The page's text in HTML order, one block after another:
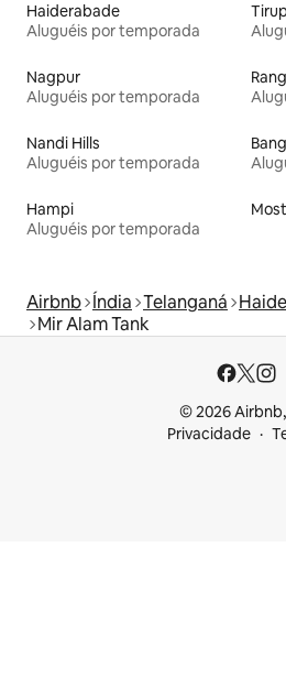
Haiderabade
Aluguéis por temporada
Nagpur
Aluguéis por temporada
Nandi Hills
Aluguéis por temporada
Hampi
Aluguéis por temporada
Airbnb Índia Telanganá
Mir Alam Tank
© 2026
Privacidade